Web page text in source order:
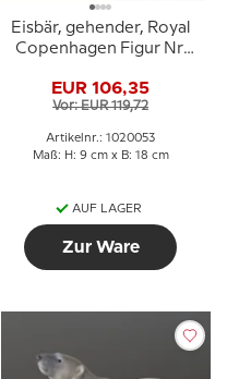
Eisbär, gehender, Royal
Copenhagen Figur Nr.
EUR 106,35
Vor: EUR 119,72
Artikelnr.: 1020053
Maß: H: 9 cm x B: 18 cm
AUF LAGER
Zur Ware